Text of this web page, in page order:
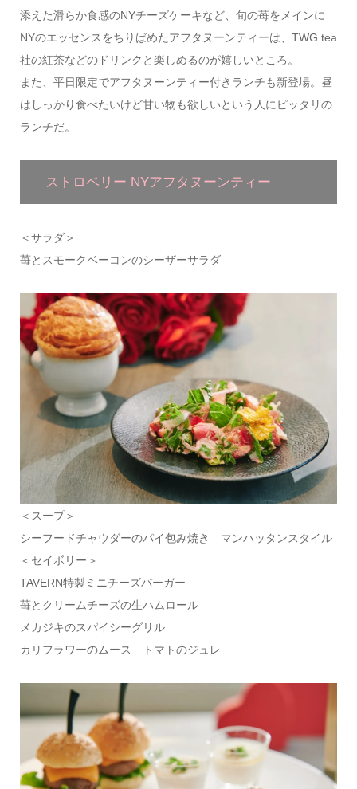
添えた滑らか食感のNYチーズケーキなど、旬の苺をメインに
NYのエッセンスをちりばめたアフタヌーンティーは、TWG tea
社の紅茶などのドリンクと楽しめるのが嬉しいところ。
また、平日限定でアフタヌーンティー付きランチも新登場。昼
はしっかり食べたいけど甘い物も欲しいという人にピッタリの
ランチだ。
ストロベリー NYアフタヌーンティー
＜サラダ＞
苺とスモークベーコンのシーザーサラダ
＜スープ＞
シーフードチャウダーのパイ包み焼き マンハッタンスタイル
＜セイボリー＞
TAVERN特製ミニチーズバーガー
苺とクリームチーズの生ハムロール
メカジキのスパイシーグリル
カリフラワーのムース トマトのジュレ